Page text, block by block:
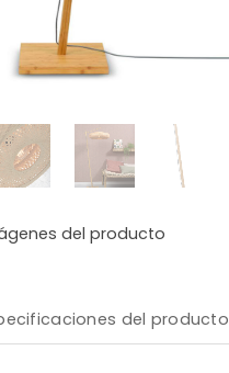
del producto
del producto